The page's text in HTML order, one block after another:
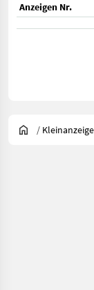
Anzeigen Nr.
/